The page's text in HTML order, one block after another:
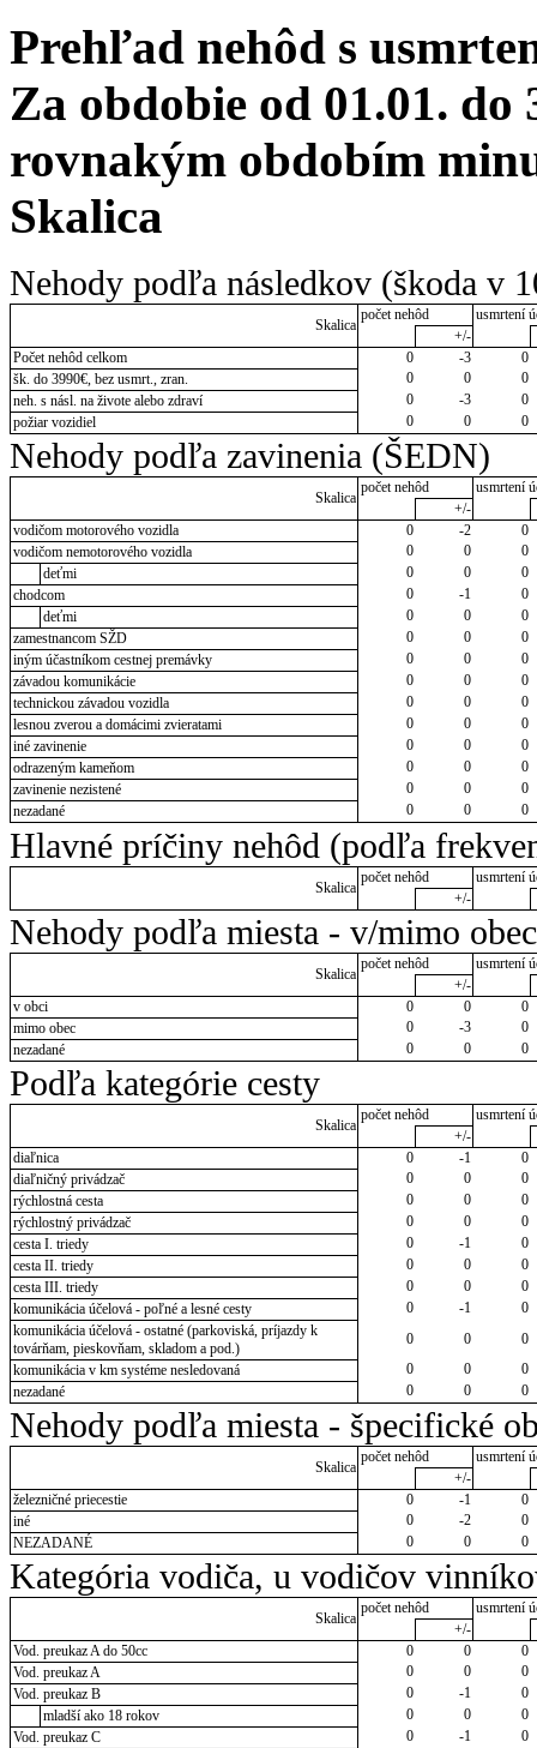
Prehľad nehôd s
Za obdobie od 01.01. do
rovnakým obdobím
Skalica
Nehody podľa následkov (škoda v
Skalica
počet nehôd
usmrtení
+/-
Počet nehôd celkom
0 -3
0
šk. do 3990€, bez usmrt., zran.
0 0
0
neh. s násl. na živote alebo zdraví
0 -3
0
požiar vozidiel
0 0 0
Nehody podľa zavinenia (ŠEDN)
Skalica
počet nehôd
usmrtení
+/-
vodičom motorového vozidla
0 -2
0
vodičom nemotorového vozidla
0 0
0
deťmi
0 0
0
chodcom
0 -1
0
deťmi
0 0
0
zamestnancom SŽD
0 0
0
iným účastníkom cestnej premávky
0 0
0
závadou komunikácie
0 0
0
technickou závadou vozidla
0 0
0
lesnou zverou a domácimi zvieratami
0 0
0
iné zavinenie
0 0
0
odrazeným kameňom
0 0
0
zavinenie nezistené
0 0
0
nezadané
0 0 0
Hlavné príčiny nehôd (podľa
Skalica
počet nehôd
usmrtení
+/-
Nehody podľa miesta - v/mimo obec
Skalica
počet nehôd
usmrtení
+/-
v obci
0 0
0
mimo obec
0 -3
0
nezadané
0 0 0
Podľa kategórie cesty
Skalica
počet nehôd
usmrtení
+/-
diaľnica
0 -1
0
diaľničný privádzač
0 0
0
rýchlostná cesta
0 0
0
rýchlostný privádzač
0 0
0
cesta I. triedy
0 -1
0
cesta II. triedy
0 0
0
cesta III. triedy
0 0
0
komunikácia účelová - poľné a lesné cesty
0 -1
0
komunikácia účelová - ostatné (parkoviská, príjazdy k
továrňam, pieskovňam, skladom a pod.)
0 0
0
komunikácia v km systéme nesledovaná
0 0
0
nezadané
0 0 0
Nehody podľa miesta - špecifické
Skalica
počet nehôd
usmrtení
+/-
železničné priecestie
0 -1
0
iné
0 -2
0
NEZADANÉ
0 0 0
Kategória vodiča, u vodičov
Skalica
počet nehôd
usmrtení
+/-
Vod. preukaz A do 50cc
0 0
0
Vod. preukaz A
0 0
0
Vod. preukaz B
0 -1
0
mladší ako 18 rokov
0 0
0
Vod. preukaz C
0 -1
0